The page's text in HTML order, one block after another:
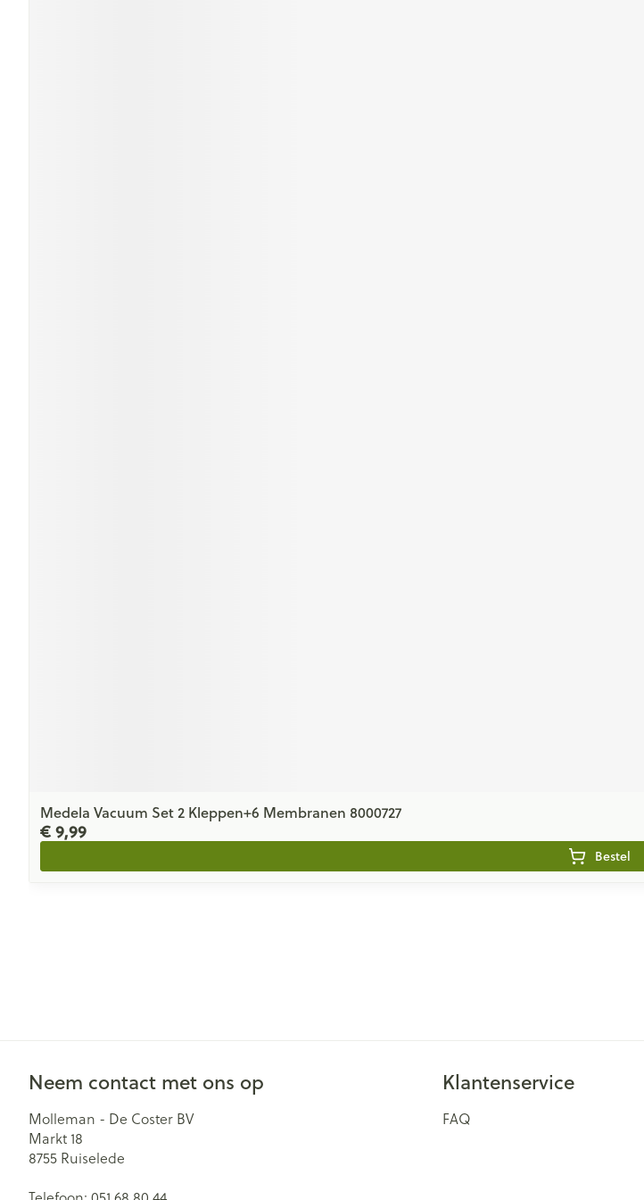
Medela Vacuum Set 2 Kleppen+6 Membranen 8000727
€ 9,99
Bestel
Neem contact met ons op
Molleman - De Coster BV
Markt 18
8755 Ruiselede
Klantenservice
FAQ